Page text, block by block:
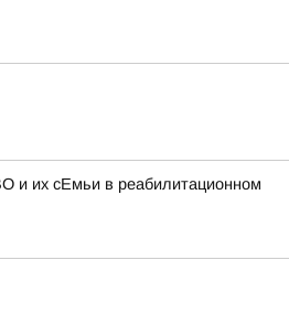
их сЕмьи в реабилитационном